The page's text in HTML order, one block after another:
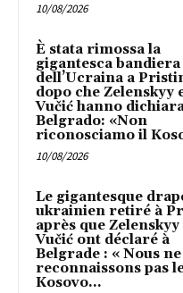
10/08/2026
È stata rimossa la
gigantesca bandiera
dell’Ucraina a
dopo che Zelenskyy
Vučić hanno
Belgrado: «Non
riconosciamo il
10/08/2026
Le gigantesque
ukrainien retiré à
après que Zelenskyy
Vučić ont déclaré à
Belgrade : « Nous ne
reconnaissons pas
Kosovo...